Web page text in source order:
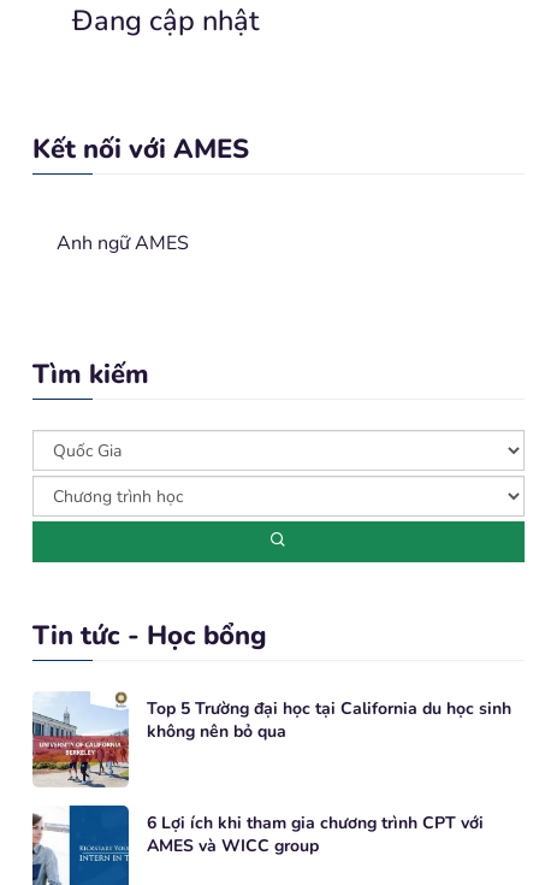
Đang cập nhật
Kết nối với AMES
Anh ngữ AMES
Tìm kiếm
Tin tức - Học bổng
Top 5 Trường đại học tại California du học sinh
không nên bỏ qua
6 Lợi ích khi tham gia chương trình CPT với
AMES và WICC group